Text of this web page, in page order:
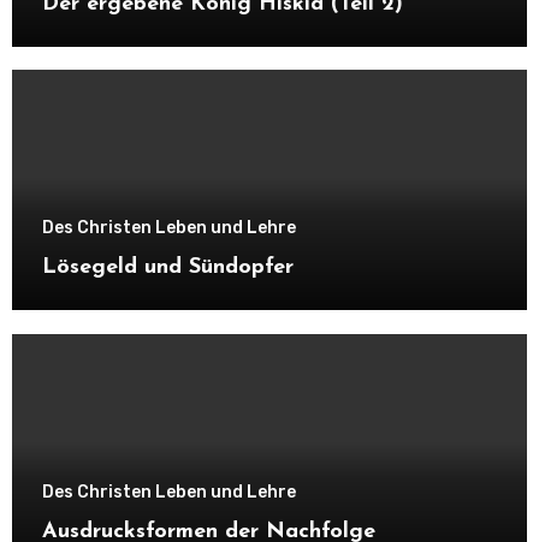
Des Christen Leben und Lehre
Lösegeld und Sündopfer
Des Christen Leben und Lehre
Ausdrucksformen der Nachfolge